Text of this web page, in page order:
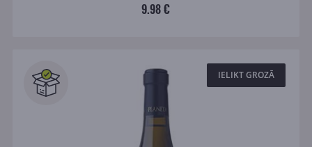
9.98 €
IELIKT GROZĀ